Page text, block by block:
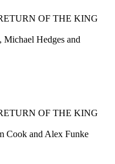
OF THE KING
Hedges and
OF THE KING
Cook and Alex Funke